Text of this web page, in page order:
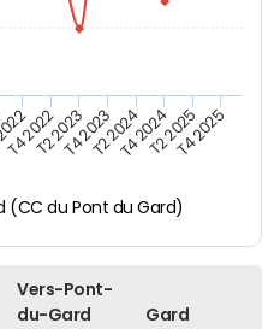
(CC du Pont du Gard)
T4 2022T2 2023T4 2023T2 2024T4 2024T2 2025T4 2025
Vers-Pont-
du-Gard
Gard